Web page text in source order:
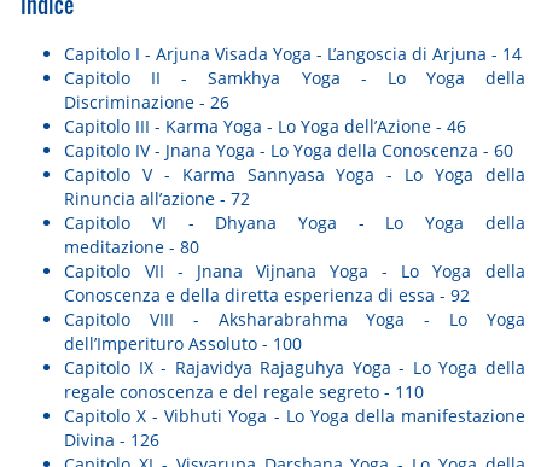
Capitolo I - Arjuna Visada Yoga - L’angoscia di Arjuna - 14
Capitolo II - Samkhya Yoga - Lo Yoga della
Discriminazione - 26
Capitolo III - Karma Yoga - Lo Yoga dell’Azione - 46
Capitolo IV - Jnana Yoga - Lo Yoga della Conoscenza - 60
Capitolo V - Karma Sannyasa Yoga - Lo Yoga della
Rinuncia all’azione - 72
Capitolo VI - Dhyana Yoga - Lo Yoga della
meditazione - 80
Capitolo VII - Jnana Vijnana Yoga - Lo Yoga della
Conoscenza e della diretta esperienza di essa - 92
Capitolo VIII - Aksharabrahma Yoga - Lo Yoga
dell’Imperituro Assoluto - 100
Capitolo IX - Rajavidya Rajaguhya Yoga - Lo Yoga della
regale conoscenza e del regale segreto - 110
Capitolo X - Vibhuti Yoga - Lo Yoga della manifestazione
Divina - 126